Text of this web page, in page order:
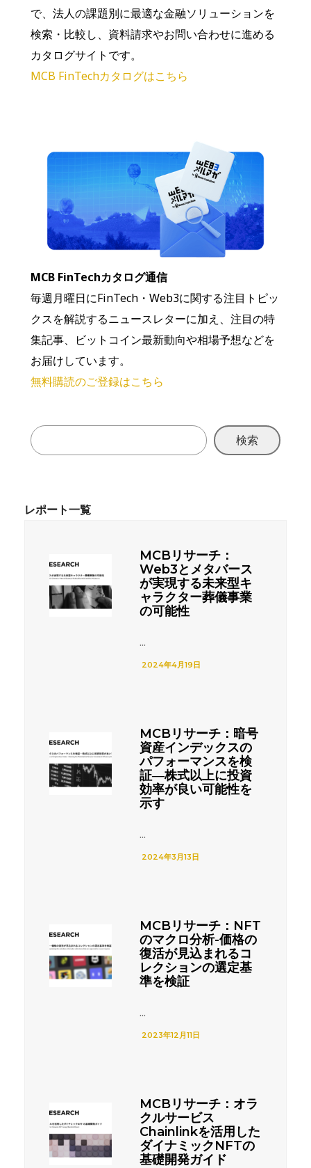
で、法人の課題別に最適な金融ソリューションを
検索・比較し、資料請求やお問い合わせに進める
カタログサイトです。
MCB FinTechカタログはこちら
MCB FinTechカタログ通信
毎週月曜日にFinTech・Web3に関する注目トピッ
クスを解説するニュースレターに加え、注目の特
集記事、ビットコイン最新動向や相場予想などを
お届けしています。
無料購読のご登録はこちら
検索
MCBリサーチ：
Web3とメタバース
が実現する未来型キ
ャラクター葬儀事業
の可能性
...
2024年4月19日
MCBリサーチ：暗号
資産インデックスの
パフォーマンスを検
証―株式以上に投資
効率が良い可能性を
示す
...
2024年3月13日
MCBリサーチ：NFT
のマクロ分析-価格の
復活が見込まれるコ
レクションの選定基
準を検証
...
2023年12月11日
MCBリサーチ：オラ
クルサービス
Chainlinkを活用した
ダイナミックNFTの
基礎開発ガイド